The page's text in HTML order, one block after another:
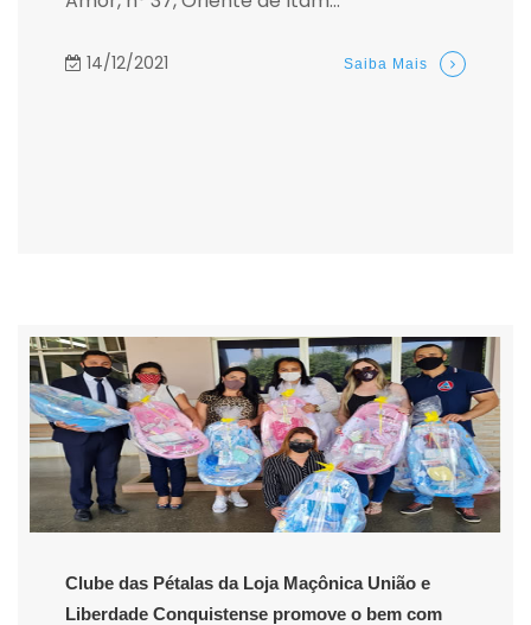
14/12/2021 Saiba Mais
Clube das Pétalas da Loja Maçônica União e
Liberdade Conquistense promove o bem com